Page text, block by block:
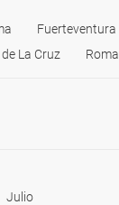
Fuerteventura
La Cruz Roma
Julio